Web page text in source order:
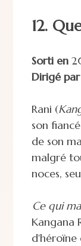
12.
Sorti en
Dirigé par
Rani (
son
de son
malgré
noces,
Ce qui
Kangana
d'héroïne